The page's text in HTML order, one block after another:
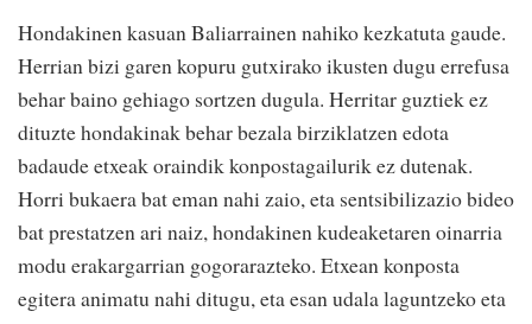
Hondakinen kasuan Baliarrainen nahiko kezkatuta gaude.
Herrian bizi garen kopuru gutxirako ikusten dugu errefusa
behar baino gehiago sortzen dugula. Herritar guztiek ez
dituzte hondakinak behar bezala birziklatzen edota
badaude etxeak oraindik konpostagailurik ez dutenak.
Horri bukaera bat eman nahi zaio, eta sentsibilizazio bideo
bat prestatzen ari naiz, hondakinen kudeaketaren oinarria
modu erakargarrian gogorarazteko. Etxean konposta
egitera animatu nahi ditugu, eta esan udala laguntzeko eta